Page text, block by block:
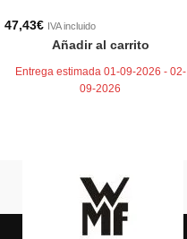
47,43€ IVA incluido
Añadir al carrito
Entrega estimada 01-09-2026 - 02-
09-2026